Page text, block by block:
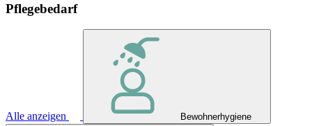
Pflegebedarf
Alle anzeigen Bewohnerhygiene